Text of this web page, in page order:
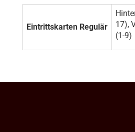
Eintrittskarten Regulär
17),
(1-9)